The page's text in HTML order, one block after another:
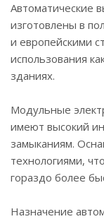
Автоматические
изготовлены в
и европейскими
использования
зданиях.
Модульные
имеют высокий
замыканиям.
технологиями,
гораздо более
Назначение